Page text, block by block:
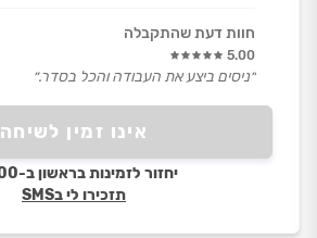
אינו זמין לשיחה
יחזור לזמינות בראשון ב-08:00
תזכירו לי בSMS
חוות דעת שהתקבלה
5.00
״ניסים ביצע את העבודה והכל בסדר.״